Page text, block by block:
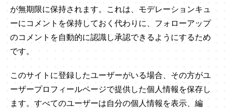
が無期限に保持されます。これは、モデレーションキュ
ーにコメントを保持しておく代わりに、フォローアップ
のコメントを自動的に認識し承認できるようにするため
です。
このサイトに登録したユーザーがいる場合、その方がユ
ーザープロフィールページで提供した個人情報を保存し
ます。すべてのユーザーは自分の個人情報を表示、編